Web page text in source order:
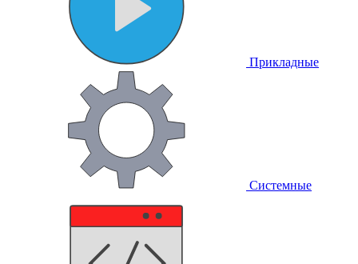
Прикладные
Системные